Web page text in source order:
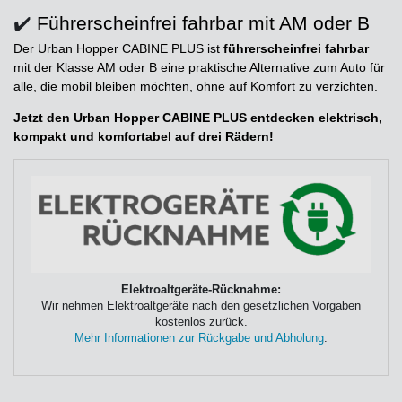
✔️ Führerscheinfrei fahrbar mit AM oder B
Der Urban Hopper CABINE PLUS ist führerscheinfrei fahrbar
mit der Klasse AM oder B eine praktische Alternative zum Auto für
alle, die mobil bleiben möchten, ohne auf Komfort zu verzichten.
Jetzt den Urban Hopper CABINE PLUS entdecken elektrisch,
kompakt und komfortabel auf drei Rädern!
Elektroaltgeräte-Rücknahme:
Wir nehmen Elektroaltgeräte nach den gesetzlichen Vorgaben
kostenlos zurück.
Mehr Informationen zur Rückgabe und Abholung.